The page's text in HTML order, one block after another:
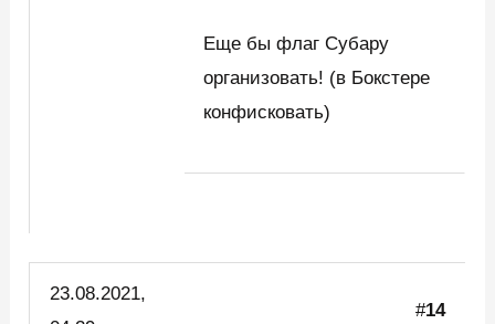
Еще бы флаг Субару
организовать! (в Бокстере
конфисковать)
23.08.2021,
#14